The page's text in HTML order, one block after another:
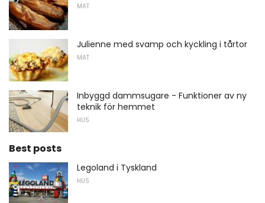
MAT
Julienne med svamp och kyckling i tårtor
MAT
Inbyggd dammsugare - Funktioner av ny
teknik för hemmet
HUS
Best posts
Legoland i Tyskland
HUS